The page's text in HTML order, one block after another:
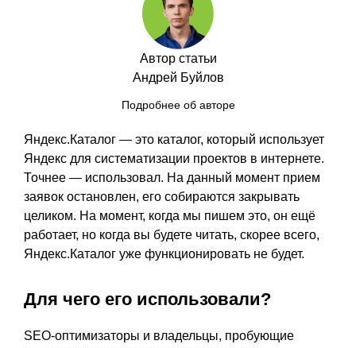
Автор статьи
Андрей Буйлов
Подробнее об авторе
Яндекс.Каталог — это каталог, который использует
Яндекс для систематизации проектов в интернете.
Точнее — использовал. На данный момент прием
заявок остановлен, его собираются закрывать
целиком. На момент, когда мы пишем это, он ещё
работает, но когда вы будете читать, скорее всего,
Яндекс.Каталог уже функционировать не будет.
Для чего его использовали?
SEO-оптимизаторы и владельцы, пробующие